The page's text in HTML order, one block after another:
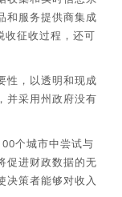
和服务提供商集成
收征收过程，还可
性，以透明和现成
并采用州政府没有
个城市中尝试与
促进财政数据的无
决策者能够对收入